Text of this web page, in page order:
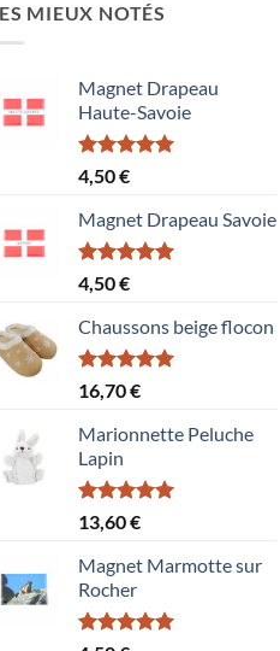
MIEUX NOTÉS
Magnet Drapeau
Haute-Savoie
Note5.00
sur 5
4,50€
Magnet Drapeau Savoie
Note5.00
sur 5
4,50€
Chaussons beige flocon
Note5.00
sur 5
16,70€
Marionnette Peluche
Lapin
Note5.00
sur 5
13,60€
Magnet Marmotte sur
Rocher